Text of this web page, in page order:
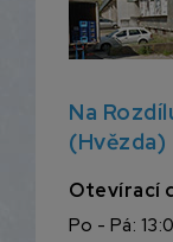
Na
(Hvězda)
Otevírací
Po - Pá: